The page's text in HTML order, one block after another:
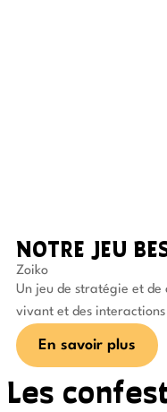
NOTRE JEU
Zoiko
Un jeu de stratégie et de
vivant et des interactions
En savoir plus
Les